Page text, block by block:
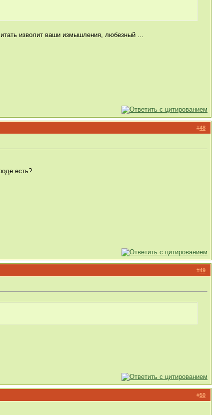
изволит ваши измышления, любезный ...
#48
есть?
#49
#50